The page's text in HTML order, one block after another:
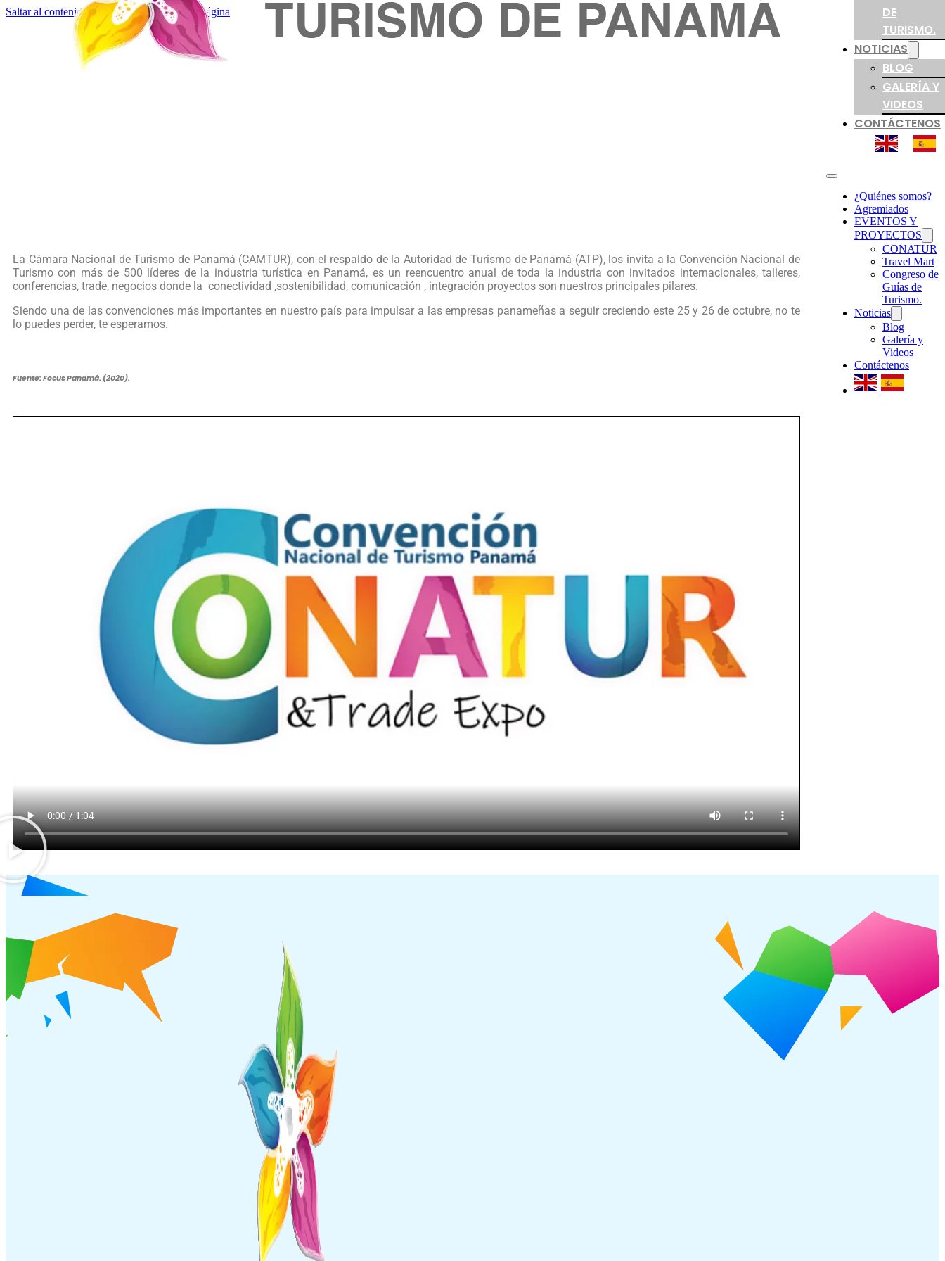
Saltar al contenido principal Saltar al pie de página
DE
TURISMO.
NOTICIAS
BLOG
GALERÍA Y
VIDEOS
CONTÁCTENOS
¿Quiénes somos?
Agremiados
EVENTOS Y
PROYECTOS
CONATUR
Travel Mart
Congreso de
Guías de
Turismo.
Noticias
Blog
Galería y
Videos
Contáctenos
La Cámara Nacional de Turismo de Panamá (CAMTUR), con el respaldo de la Autoridad de Turismo de Panamá (ATP), los invita a la Convención Nacional de
Turismocon más de 500 líderes de la industria turística en Panamá, es un reencuentro anual de toda la industria con invitados internacionales, talleres,
conferencias, trade, negocios donde la conectividad ,sostenibilidad, comunicación , integración proyectos son nuestros principales pilares.
Siendo una de las convenciones más importantes en nuestro país para impulsar a las empresas panameñas a seguir creciendo este 25 y 26 de octubre, no te
lo puedes perder, te esperamos.
Fuente: Focus Panamá. (2020).